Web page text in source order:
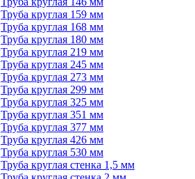
Труба круглая 159 мм
Труба круглая 168 мм
Труба круглая 180 мм
Труба круглая 219 мм
Труба круглая 245 мм
Труба круглая 273 мм
Труба круглая 299 мм
Труба круглая 325 мм
Труба круглая 351 мм
Труба круглая 377 мм
Труба круглая 426 мм
Труба круглая 530 мм
Труба круглая стенка 1,5 мм